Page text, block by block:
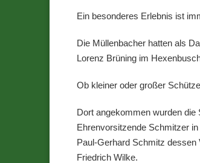
Ein besonderes Erlebnis ist
Die Müllenbacher hatten als
Lorenz Brüning im
Ob kleiner oder großer
Dort angekommen wurden
Ehrenvorsitzende Schmitzer
Paul-Gerhard Schmitz dessen
Friedrich Wilke.